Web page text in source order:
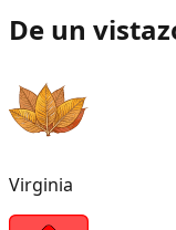
De un
Virginia